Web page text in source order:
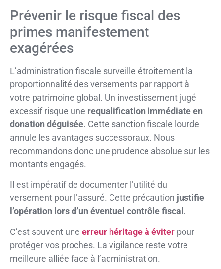
Prévenir le risque fiscal des
primes manifestement
exagérées
L’administration fiscale surveille étroitement la
proportionnalité des versements par rapport à
votre patrimoine global. Un investissement jugé
excessif risque une requalification immédiate en
donation déguisée. Cette sanction fiscale lourde
annule les avantages successoraux. Nous
recommandons donc une prudence absolue sur les
montants engagés.
Il est impératif de documenter l’utilité du
versement pour l’assuré. Cette précaution justifie
l’opération lors d’un éventuel contrôle fiscal .
C’est souvent une erreur héritage à éviter pour
protéger vos proches. La vigilance reste votre
meilleure alliée face à l’administration.